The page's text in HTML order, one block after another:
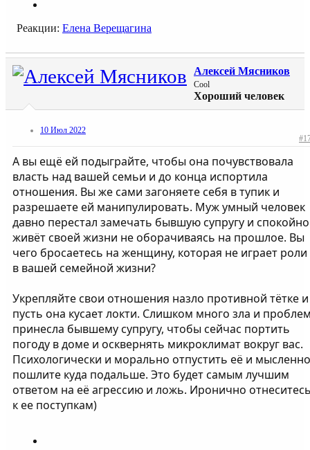
Реакции: Елена Верещагина
Алексей Мясников
Cool
Хороший человек
10 Июл 2022
А вы ещё ей подыграйте, чтобы она почувствовала
власть над вашей семьи и до конца испортила
отношения. Вы же сами загоняете себя в тупик и
разрешаете ей манипулировать. Муж умный человек
давно перестал замечать бывшую супругу и спокойно
живёт своей жизни не оборачиваясь на прошлое. Вы
чего бросаетесь на женщину, которая не играет роли
в вашей семейной жизни?
Укрепляйте свои отношения назло противной тётке и
пусть она кусает локти. Слишком много зла и
принесла бывшему супругу, чтобы сейчас портить
погоду в доме и осквернять микроклимат вокруг вас.
Психологически и морально отпустить её и мысленно
пошлите куда подальше. Это будет самым лучшим
ответом на её агрессию и ложь. Иронично
к ее поступкам)